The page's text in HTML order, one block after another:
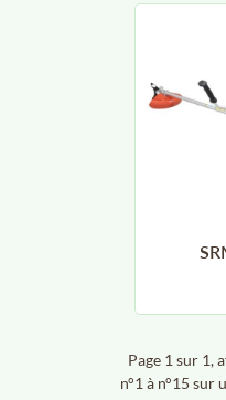
Page 1 sur 1,
n°1 à n°15 sur